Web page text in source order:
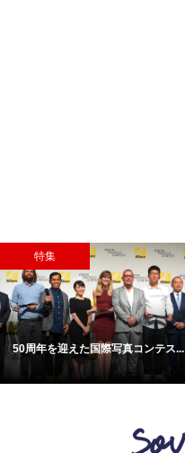
特集
50周年を迎えた国際写真コンテス...